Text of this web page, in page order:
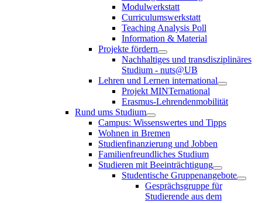
Modulwerkstatt
Curriculumswerkstatt
Teaching Analysis Poll
Information & Material
Projekte fördern
Nachhaltiges und transdisziplinäres
Studium - nuts@UB
Lehren und Lernen international
Projekt MINTernational
Erasmus-Lehrendenmobilität
Rund ums Studium
Campus: Wissenswertes und Tipps
Wohnen in Bremen
Studienfinanzierung und Jobben
Familienfreundliches Studium
Studieren mit Beeinträchtigung
Studentische Gruppenangebote
Gesprächsgruppe für
Studierende aus dem